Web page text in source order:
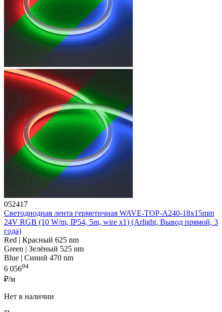
052417
Светодиодная лента герметичная WAVE-TOP-A240-18x15mm
24V RGB (10 W/m, IP54, 5m, wire x1) (Arlight, Вывод прямой, 3
года)
Red | Красный 625 nm
Green | Зелёный 525 nm
Blue | Синий 470 nm
6 05694
₽/м
Нет в наличии